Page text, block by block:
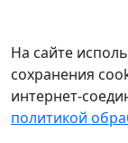
На сайте
сохранения
интернет-
политикой